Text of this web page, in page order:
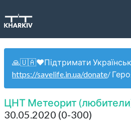
🙏🇺🇦❤️Підтримати
https://savelife.in.ua/donate/
ЦНТ Метеорит
30.05.2020 (0-300)